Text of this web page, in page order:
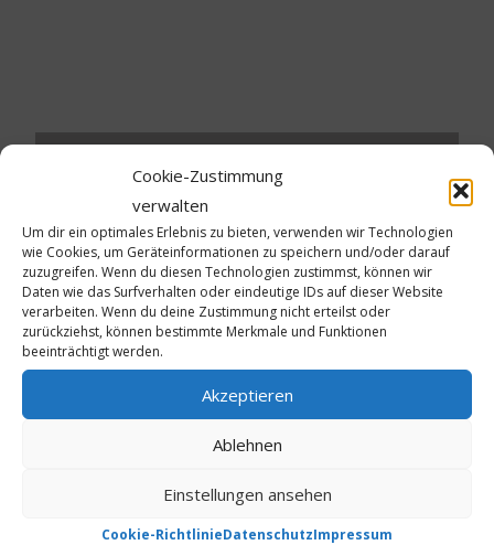
Cookie-Zustimmung
verwalten
Um dir ein optimales Erlebnis zu bieten, verwenden wir Technologien
wie Cookies, um Geräteinformationen zu speichern und/oder darauf
zuzugreifen. Wenn du diesen Technologien zustimmst, können wir
Daten wie das Surfverhalten oder eindeutige IDs auf dieser Website
verarbeiten. Wenn du deine Zustimmung nicht erteilst oder
zurückziehst, können bestimmte Merkmale und Funktionen
beeinträchtigt werden.
Akzeptieren
Ablehnen
Einstellungen ansehen
Cookie-RichtlinieDatenschutzImpressum
Schreibe einen Kommentar
Deine E-Mail-Adresse wird nicht veröffentlicht.
Erforderliche Felder sind mit*markiert
Kommentar*